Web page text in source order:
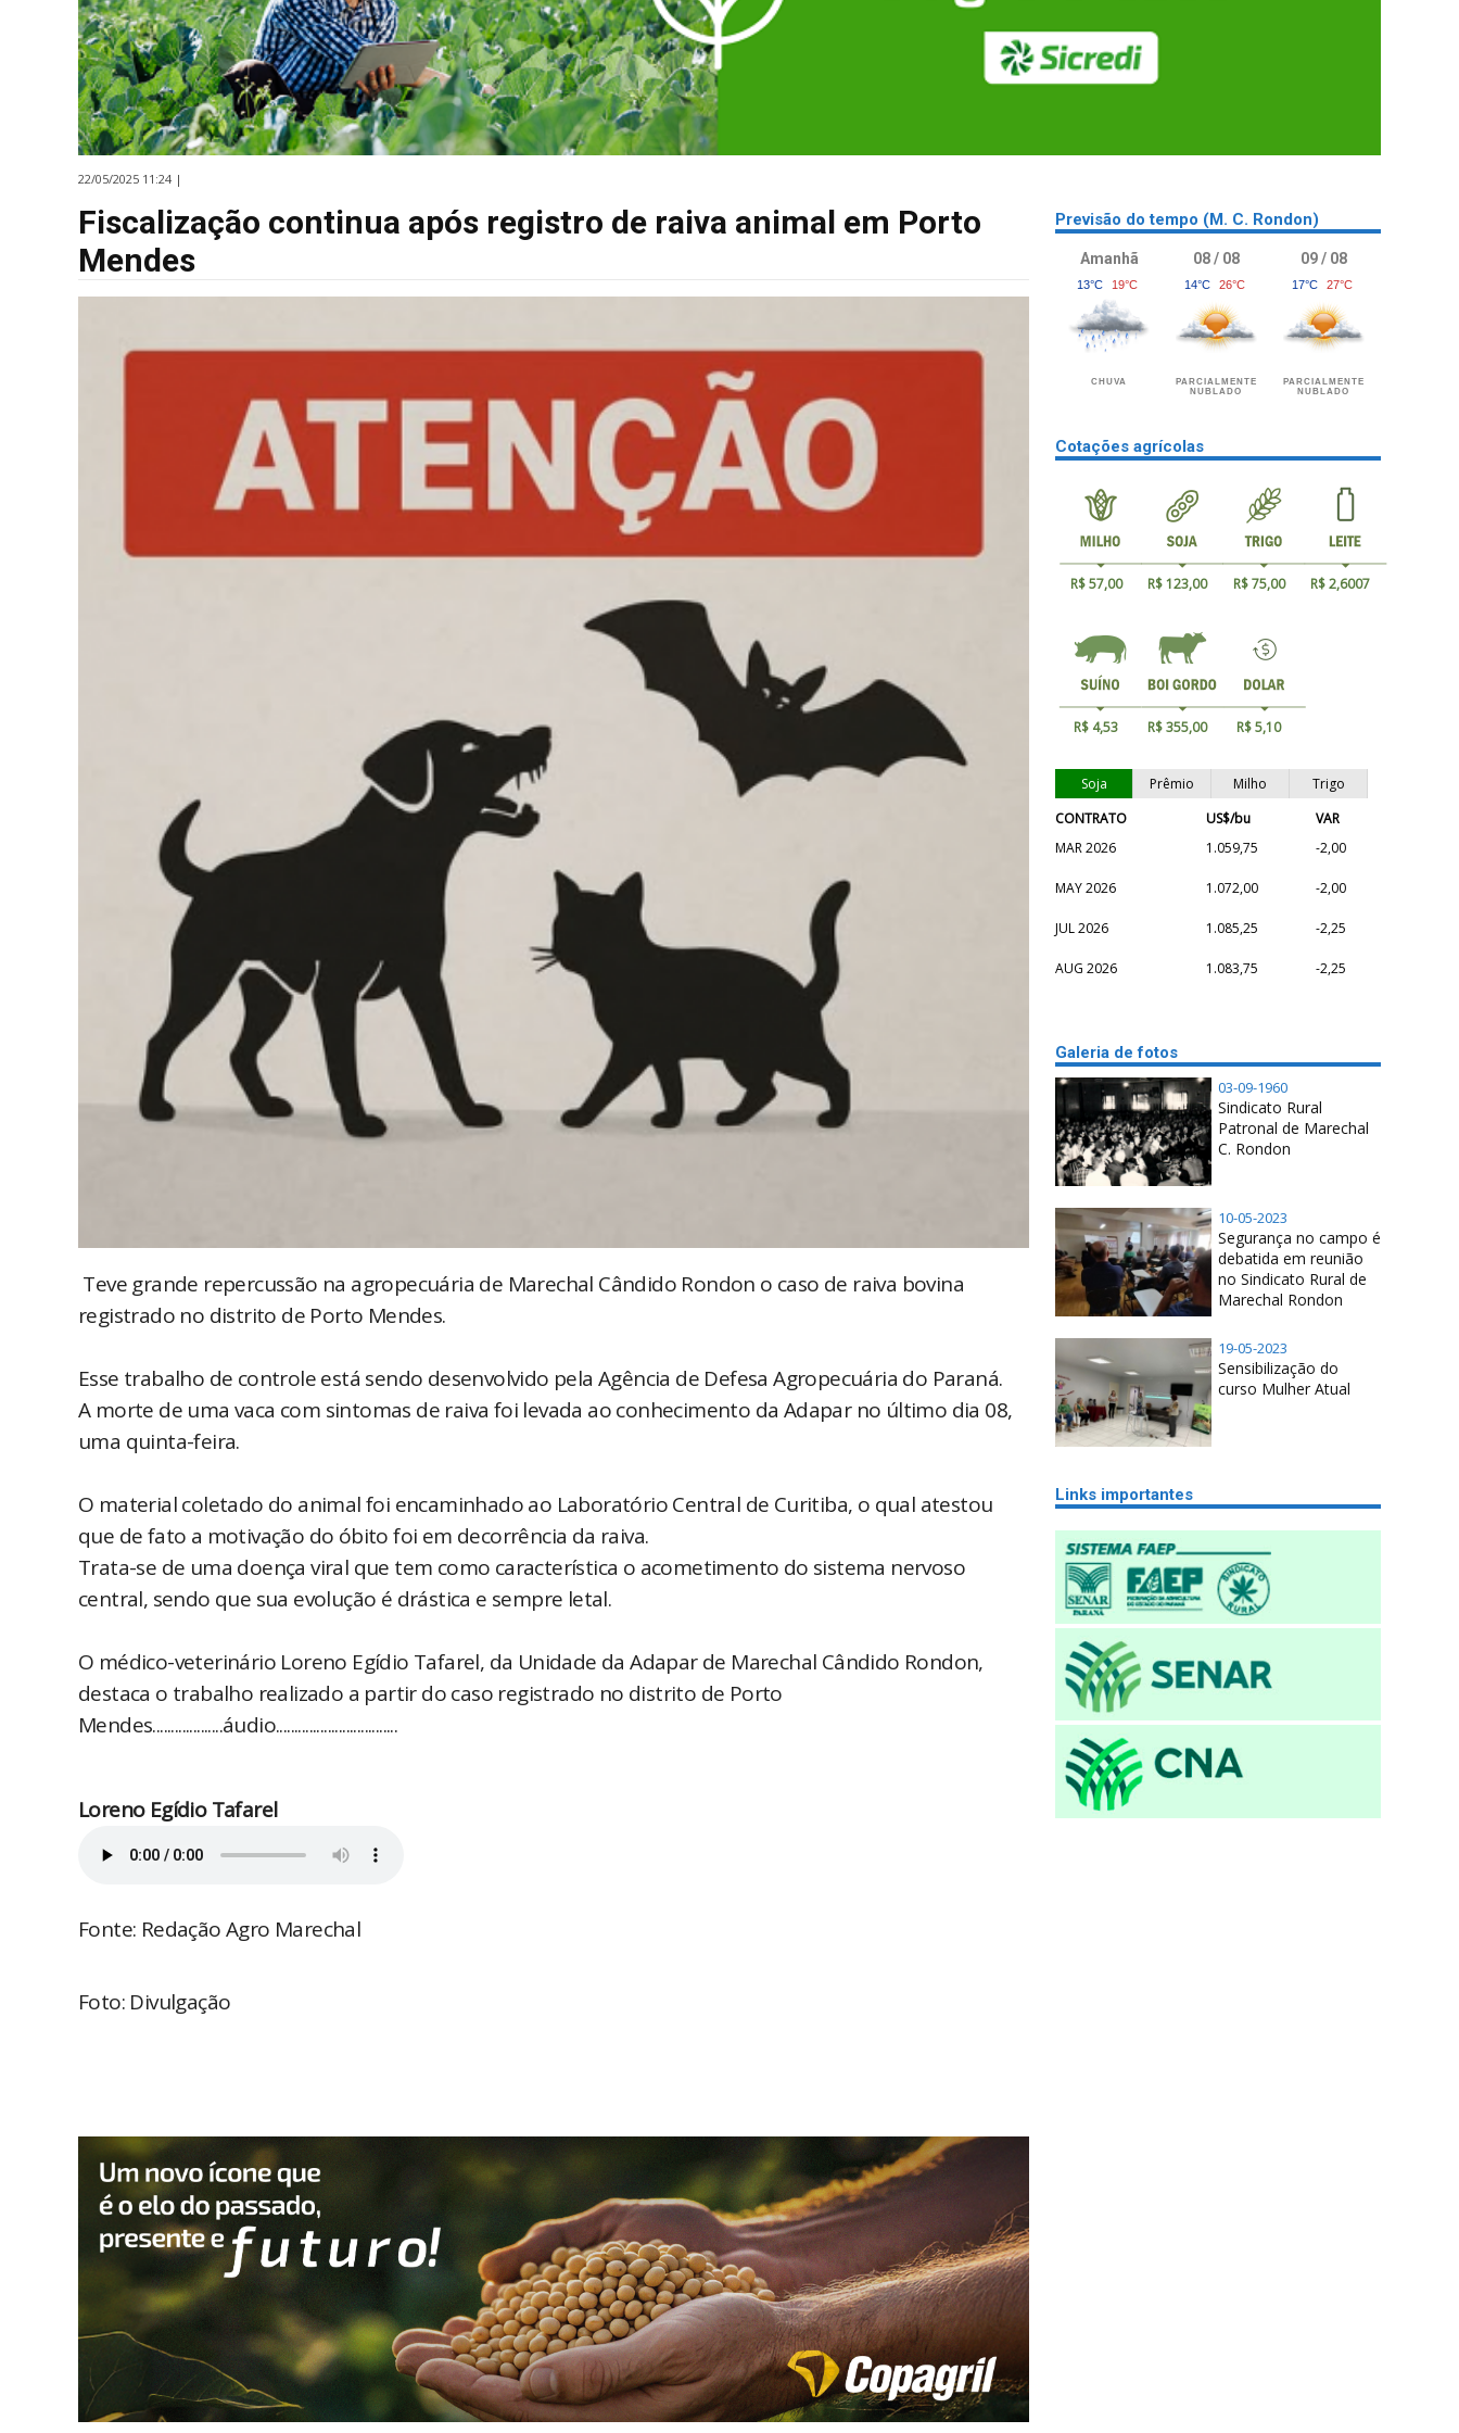
22/05/2025 11:24 |
Fiscalização continua após registro de raiva animal em Porto
Mendes
Teve grande repercussão na agropecuária de Marechal Cândido Rondon o caso de raiva bovina
registrado no distrito de Porto Mendes.
Esse trabalho de controle está sendo desenvolvido pela Agência de Defesa Agropecuária do Paraná.
A morte de uma vaca com sintomas de raiva foi levada ao conhecimento da Adapar no último dia 08,
uma quinta-feira.
O material coletado do animal foi encaminhado ao Laboratório Central de Curitiba, o qual atestou
que de fato a motivação do óbito foi em decorrência da raiva.
Trata-se de uma doença viral que tem como característica o acometimento do sistema nervoso
central, sendo que sua evolução é drástica e sempre letal.
O médico-veterinário Loreno Egídio Tafarel, da Unidade da Adapar de Marechal Cândido Rondon,
destaca o trabalho realizado a partir do caso registrado no distrito de Porto
Mendes...................áudio.................................
Loreno Egídio Tafarel
Fonte: Redação Agro Marechal
Foto: Divulgação
Previsão do tempo (M. C. Rondon)
Amanhã
13°C 19°C
CHUVA
08 / 08
14°C 26°C
PARCIALMENTE
NUBLADO
09 / 08
17°C 27°C
PARCIALMENTE
NUBLADO
Cotações agrícolas
R$ 57,00 R$ 123,00 R$ 75,00 R$ 2,6007
R$ 4,53 R$ 355,00 R$ 5,10
Soja Prêmio Milho
Trigo
CONTRATO
US$/bu
VAR
MAR 2026
1.059,75 -2,00
MAY 2026 1.072,00 -2,00
JUL 2026 1.085,25 -2,25
AUG 2026 1.083,75 -2,25
Galeria de fotos
03-09-1960
Sindicato Rural
Patronal de Marechal
C. Rondon
10-05-2023
Segurança no campo é
debatida em reunião
no Sindicato Rural de
Marechal Rondon
19-05-2023
Sensibilização do
curso Mulher Atual
Links importantes